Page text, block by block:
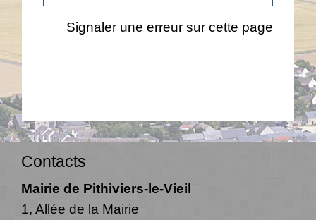
Signaler une erreur sur cette page
Contacts
Mairie de Pithiviers-le-Vieil
1, Allée de la Mairie